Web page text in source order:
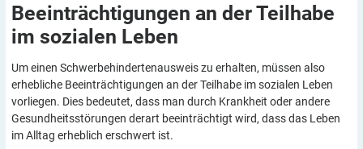
Beeinträchtigungen an der Teilhabe
im sozialen Leben
Um einen Schwerbehindertenausweis zu erhalten, müssen also
erhebliche Beeinträchtigungen an der Teilhabe im sozialen Leben
vorliegen. Dies bedeutet, dass man durch Krankheit oder andere
Gesundheitsstörungen derart beeinträchtigt wird, dass das Leben
im Alltag erheblich erschwert ist.